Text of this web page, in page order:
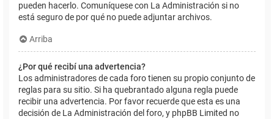
pueden hacerlo. Comuníquese con La Administración si no
está seguro de por qué no puede adjuntar archivos.
Arriba
¿Por qué recibí una advertencia?
Los administradores de cada foro tienen su propio conjunto de
reglas para su sitio. Si ha quebrantado alguna regla puede
recibir una advertencia. Por favor recuerde que esta es una
decisión de La Administración del foro, y phpBB Limited no